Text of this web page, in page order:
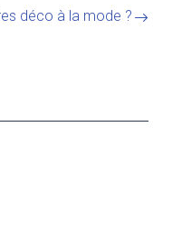
déco à la mode ?